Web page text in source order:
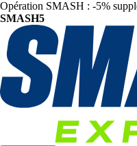
Opération SMASH : -5%
SMASH5